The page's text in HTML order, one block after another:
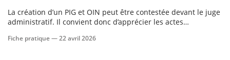
La création d’un PIG et OIN peut être contestée devant le juge
administratif. Il convient donc d’apprécier les actes
former un recours ainsi que les moyens invocables.
Fiche pratique —22 avril 2026